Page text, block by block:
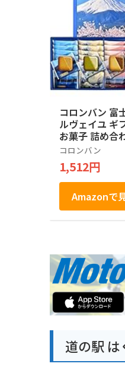
コロンバン 富
ルヴェイユ ギ
お菓子 詰め合
個包装 土産 お
贈答 銘店 ラン
シャ 21枚入り
コロンバン
1,512円
Amazonで
道の駅